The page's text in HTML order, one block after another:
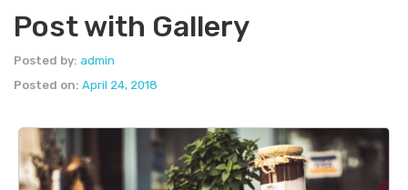
Post with Gallery
Posted by: admin
Posted on: April 24, 2018